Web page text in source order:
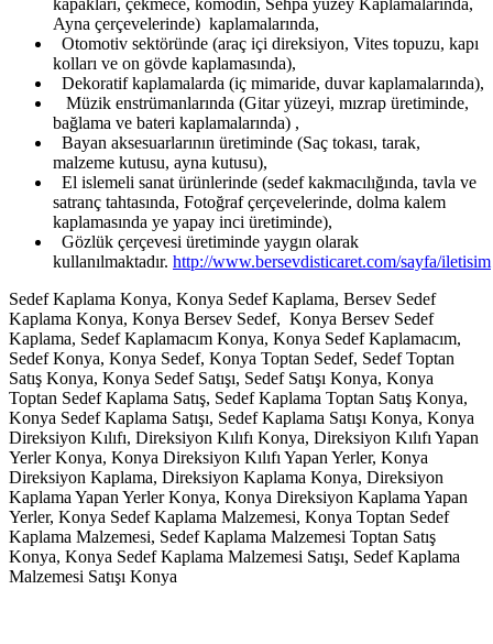
kapakları, çekmece, komodin, Sehpa yüzey Kaplamalarında,
Ayna çerçevelerinde) kaplamalarında,
Otomotiv sektöründe (araç içi direksiyon, Vites topuzu, kapı
kolları ve on gövde kaplamasında),
Dekoratif kaplamalarda (iç mimaride, duvar kaplamalarında),
Müzik enstrümanlarında (Gitar yüzeyi, mızrap üretiminde,
bağlama ve bateri kaplamalarında) ,
Bayan aksesuarlarının üretiminde (Saç tokası, tarak,
malzeme kutusu, ayna kutusu),
El islemeli sanat ürünlerinde (sedef kakmacılığında, tavla ve
satranç tahtasında, Fotoğraf çerçevelerinde, dolma kalem
kaplamasında ye yapay inci üretiminde),
Gözlük çerçevesi üretiminde yaygın olarak
kullanılmaktadır. http://www.bersevdisticaret.com/sayfa/iletisim
Sedef Kaplama Konya, Konya Sedef Kaplama, Bersev Sedef
Kaplama Konya, Konya Bersev Sedef, Konya Bersev Sedef
Kaplama, Sedef Kaplamacım Konya, Konya Sedef Kaplamacım,
Sedef Konya, Konya Sedef, Konya Toptan Sedef, Sedef Toptan
Satış Konya, Konya Sedef Satışı, Sedef Satışı Konya, Konya
Toptan Sedef Kaplama Satış, Sedef Kaplama Toptan Satış Konya,
Konya Sedef Kaplama Satışı, Sedef Kaplama Satışı Konya, Konya
Direksiyon Kılıfı, Direksiyon Kılıfı Konya, Direksiyon Kılıfı Yapan
Yerler Konya, Konya Direksiyon Kılıfı Yapan Yerler, Konya
Direksiyon Kaplama, Direksiyon Kaplama Konya, Direksiyon
Kaplama Yapan Yerler Konya, Konya Direksiyon Kaplama Yapan
Yerler, Konya Sedef Kaplama Malzemesi, Konya Toptan Sedef
Kaplama Malzemesi, Sedef Kaplama Malzemesi Toptan Satış
Konya, Konya Sedef Kaplama Malzemesi Satışı, Sedef Kaplama
Malzemesi Satışı Konya